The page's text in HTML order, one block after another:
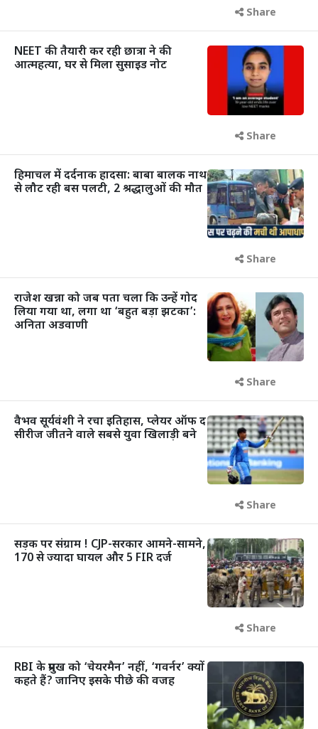
Share
NEET की तैयारी कर रही छात्रा ने की
आत्महत्या, घर से मिला सुसाइड नोट
Share
हिमाचल में दर्दनाक हादसा: बाबा बालक नाथ
से लौट रही बस पलटी, 2 श्रद्धालुओं की मौत
Share
राजेश खन्ना को जब पता चला कि उन्हें गोद
लिया गया था, लगा था ‘बहुत बड़ा झटका’:
अनिता अडवाणी
Share
वैभव सूर्यवंशी ने रचा इतिहास, प्लेयर ऑफ द
सीरीज जीतने वाले सबसे युवा खिलाड़ी बने
Share
सड़क पर संग्राम ! CJP-सरकार आमने-सामने,
170 से ज्यादा घायल और 5 FIR दर्ज
Share
RBI के प्रमुख को ‘चेयरमैन’ नहीं, ‘गवर्नर’ क्यों
कहते हैं? जानिए इसके पीछे की वजह